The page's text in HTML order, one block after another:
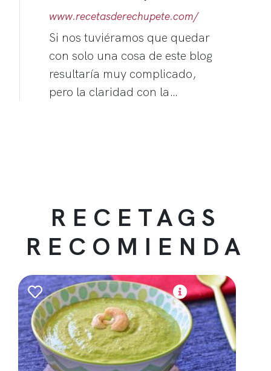
www.recetasderechupete.com/
Si nos tuviéramos que quedar
con solo una cosa de este blog
resultaría muy complicado,
pero la claridad con la…
RECETAGS
RECOMIENDA